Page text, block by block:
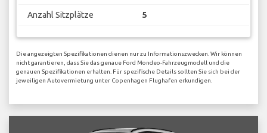
Anzahl Sitzplätze 5
Die angezeigten Spezifikationen dienen nur zu Informationszwecken. Wir können
nicht garantieren, dass Sie das genaue Ford Mondeo-Fahrzeugmodell und die
genauen Spezifikationen erhalten. Für spezifische Details sollten Sie sich bei der
jeweiligen Autovermietung unter Copenhagen Flughafen erkundigen.